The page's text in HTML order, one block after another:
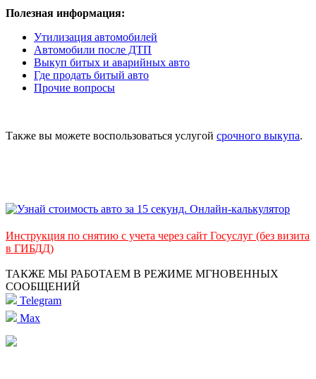
Полезная информация:
Утилизация автомобилей
Автомобили после ДТП
Выкуп битых и аварийных авто
Где продать битый авто
Прочие вопросы
Также вы можете воспользоваться услугой срочного выкупа.
Инструкция по снятию с учета через сайт Госуслуг (без визита
в ГИБДД)
ТАКЖЕ МЫ РАБОТАЕМ В РЕЖИМЕ МГНОВЕННЫХ
СООБЩЕНИЙ
Telegram
Max